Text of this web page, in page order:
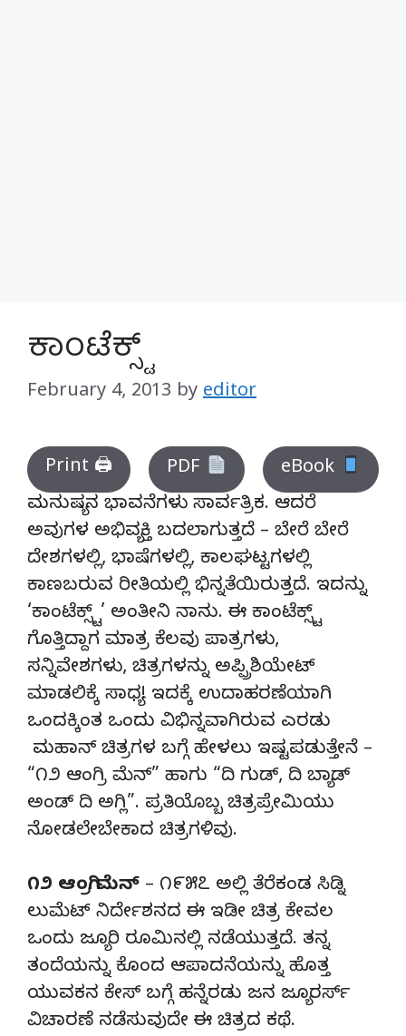
ಕಾಂಟೆಕ್ಸ್ಟ್
February 4, 2013 by editor
Print 🖨 PDF
eBook
ಮನುಷ್ಯನ ಭಾವನೆಗಳು ಸಾರ್ವತ್ರಿಕ. ಆದರೆ
ಅವುಗಳ ಅಭಿವ್ಯಕ್ತಿ ಬದಲಾಗುತ್ತದೆ – ಬೇರೆ ಬೇರೆ
ದೇಶಗಳಲ್ಲಿ, ಭಾಷೆಗಳಲ್ಲಿ, ಕಾಲಘಟ್ಟಗಳಲ್ಲಿ
ಕಾಣಬರುವ ರೀತಿಯಲ್ಲಿ ಭಿನ್ನತೆಯಿರುತ್ತದೆ. ಇದನ್ನು
‘ಕಾಂಟೆಕ್ಸ್ಟ್’ ಅಂತೀನಿ ನಾನು. ಈ ಕಾಂಟೆಕ್ಸ್ಟ್
ಗೊತ್ತಿದ್ದಾಗ ಮಾತ್ರ ಕೆಲವು ಪಾತ್ರಗಳು,
ಸನ್ನಿವೇಶಗಳು, ಚಿತ್ರಗಳನ್ನು ಅಪ್ಪ್ರಿಶಿಯೇಟ್
ಮಾಡಲಿಕ್ಕೆ ಸಾಧ್ಯ! ಇದಕ್ಕೆ ಉದಾಹರಣೆಯಾಗಿ
ಒಂದಕ್ಕಿಂತ ಒಂದು ವಿಭಿನ್ನವಾಗಿರುವ ಎರಡು
ಮಹಾನ್ ಚಿತ್ರಗಳ ಬಗ್ಗೆ ಹೇಳಲು ಇಷ್ಟಪಡುತ್ತೇನೆ –
“೧೨ ಆಂಗ್ರಿ ಮೆನ್” ಹಾಗು “ದಿ ಗುಡ್, ದಿ ಬ್ಯಾಡ್
ಅಂಡ್ ದಿ ಅಗ್ಲಿ”. ಪ್ರತಿಯೊಬ್ಬ ಚಿತ್ರಪ್ರೇಮಿಯು
ನೋಡಲೇಬೇಕಾದ ಚಿತ್ರಗಳಿವು.
೧೨ ಆಂಗ್ರಿ ಮೆನ್ – ೧೯೫೭ ಅಲ್ಲಿ ತೆರೆಕಂಡ ಸಿಡ್ನಿ
ಲುಮೆಟ್ ನಿರ್ದೇಶನದ ಈ ಇಡೀ ಚಿತ್ರ ಕೇವಲ
ಒಂದು ಜ್ಯೂರಿ ರೂಮಿನಲ್ಲಿ ನಡೆಯುತ್ತದೆ. ತನ್ನ
ತಂದೆಯನ್ನು ಕೊಂದ ಆಪಾದನೆಯನ್ನು ಹೊತ್ತ
ಯುವಕನ ಕೇಸ್ ಬಗ್ಗೆ ಹನ್ನೆರಡು ಜನ ಜ್ಯೂರರ್ಸ್
ವಿಚಾರಣೆ ನಡೆಸುವುದೇ ಈ ಚಿತ್ರದ ಕಥೆ.